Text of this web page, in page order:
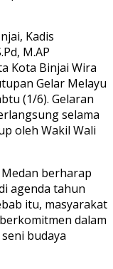
Kadis
M.AP
Kota Binjai Wira
Gelar Melayu
(1/6). Gelaran
selama
oleh Wakil Wali
berharap
agenda tahun
itu, masyarakat
dalam
budaya